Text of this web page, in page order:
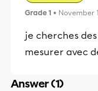
Grade 1 • November
je cherches
mesurer avec
Answer (1)